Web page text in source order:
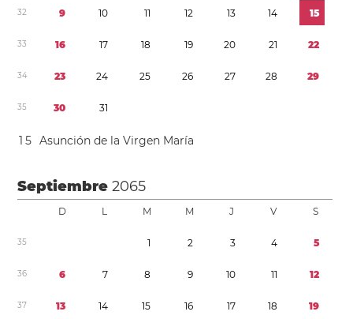
32 9 10 11 12 13 14 15
33 16 17 18 19 20 21 22
34 23 24 25 26 27 28 29
35 30 31
1 5 Asunción de la Virgen María
Septiembre2065
D L M M J V S
35 1 2 3 4 5
36 6 7 8 9 10 11 12
37 13 14 15 16 17 18 19